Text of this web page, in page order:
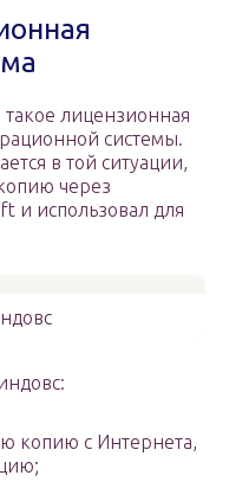
такое лицензионная
системы.
в той ситуации,
через
и использовал для
копию с Интернета,